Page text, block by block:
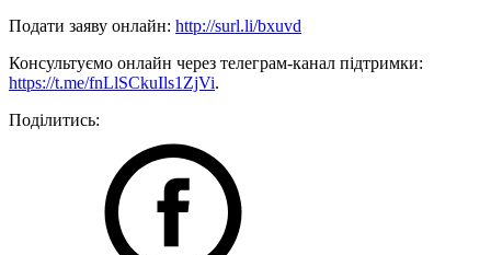
Подати заяву онлайн: http://surl.li/bxuvd
Консультуємо онлайн через телеграм-канал підтримки:
https://t.me/fnLlSCkuIls1ZjVi.
Поділитись: